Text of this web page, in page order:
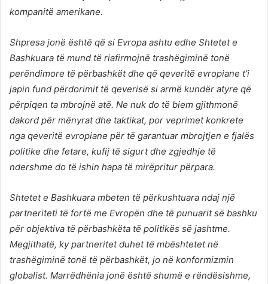
kompanitë amerikane.
Shpresa jonë është që si Evropa ashtu edhe Shtetet e
Bashkuara të mund të riafirmojnë trashëgiminë tonë
perëndimore të përbashkët dhe që qeveritë evropiane t’i
japin fund përdorimit të qeverisë si armë kundër atyre që
përpiqen ta mbrojnë atë. Ne nuk do të biem gjithmonë
dakord për mënyrat dhe taktikat, por veprimet konkrete
nga qeveritë evropiane për të garantuar mbrojtjen e fjalës
politike dhe fetare, kufij të sigurt dhe zgjedhje të
ndershme do të ishin hapa të mirëpritur përpara.
Shtetet e Bashkuara mbeten të përkushtuara ndaj një
partneriteti të fortë me Evropën dhe të punuarit së bashku
për objektiva të përbashkëta të politikës së jashtme.
Megjithatë, ky partneritet duhet të mbështetet në
trashëgiminë tonë të përbashkët, jo në konformizmin
globalist. Marrëdhënia jonë është shumë e rëndësishme,